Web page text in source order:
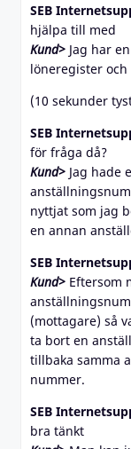
SEB
hjälpa till med
Kund> Jag har
löneregister
(10 sekunder
SEB
för fråga då?
Kund> Jag hade
nyttjat som jag
en annan
SEB
Kund> Eftersom
(mottagare) så
ta bort en
tillbaka samma
nummer.
SEB
bra tänkt